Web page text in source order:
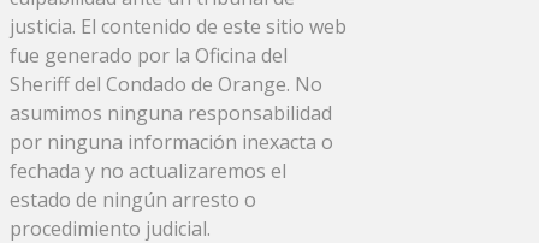
justicia. El contenido de este sitio web
fue generado por la Oficina del
Sheriff del Condado de Orange. No
asumimos ninguna responsabilidad
por ninguna información inexacta o
fechada y no actualizaremos el
estado de ningún arresto o
procedimiento judicial.